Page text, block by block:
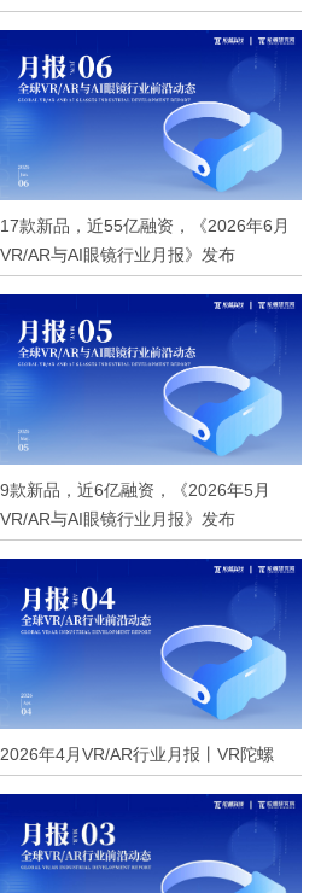
17款新品，近55亿融资，《2026年6月
VR/AR与AI眼镜行业月报》发布
9款新品，近6亿融资，《2026年5月
VR/AR与AI眼镜行业月报》发布
2026年4月VR/AR行业月报丨VR陀螺